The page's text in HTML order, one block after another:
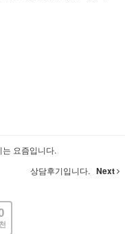
요즘입니다.
상담후기입니다. Next